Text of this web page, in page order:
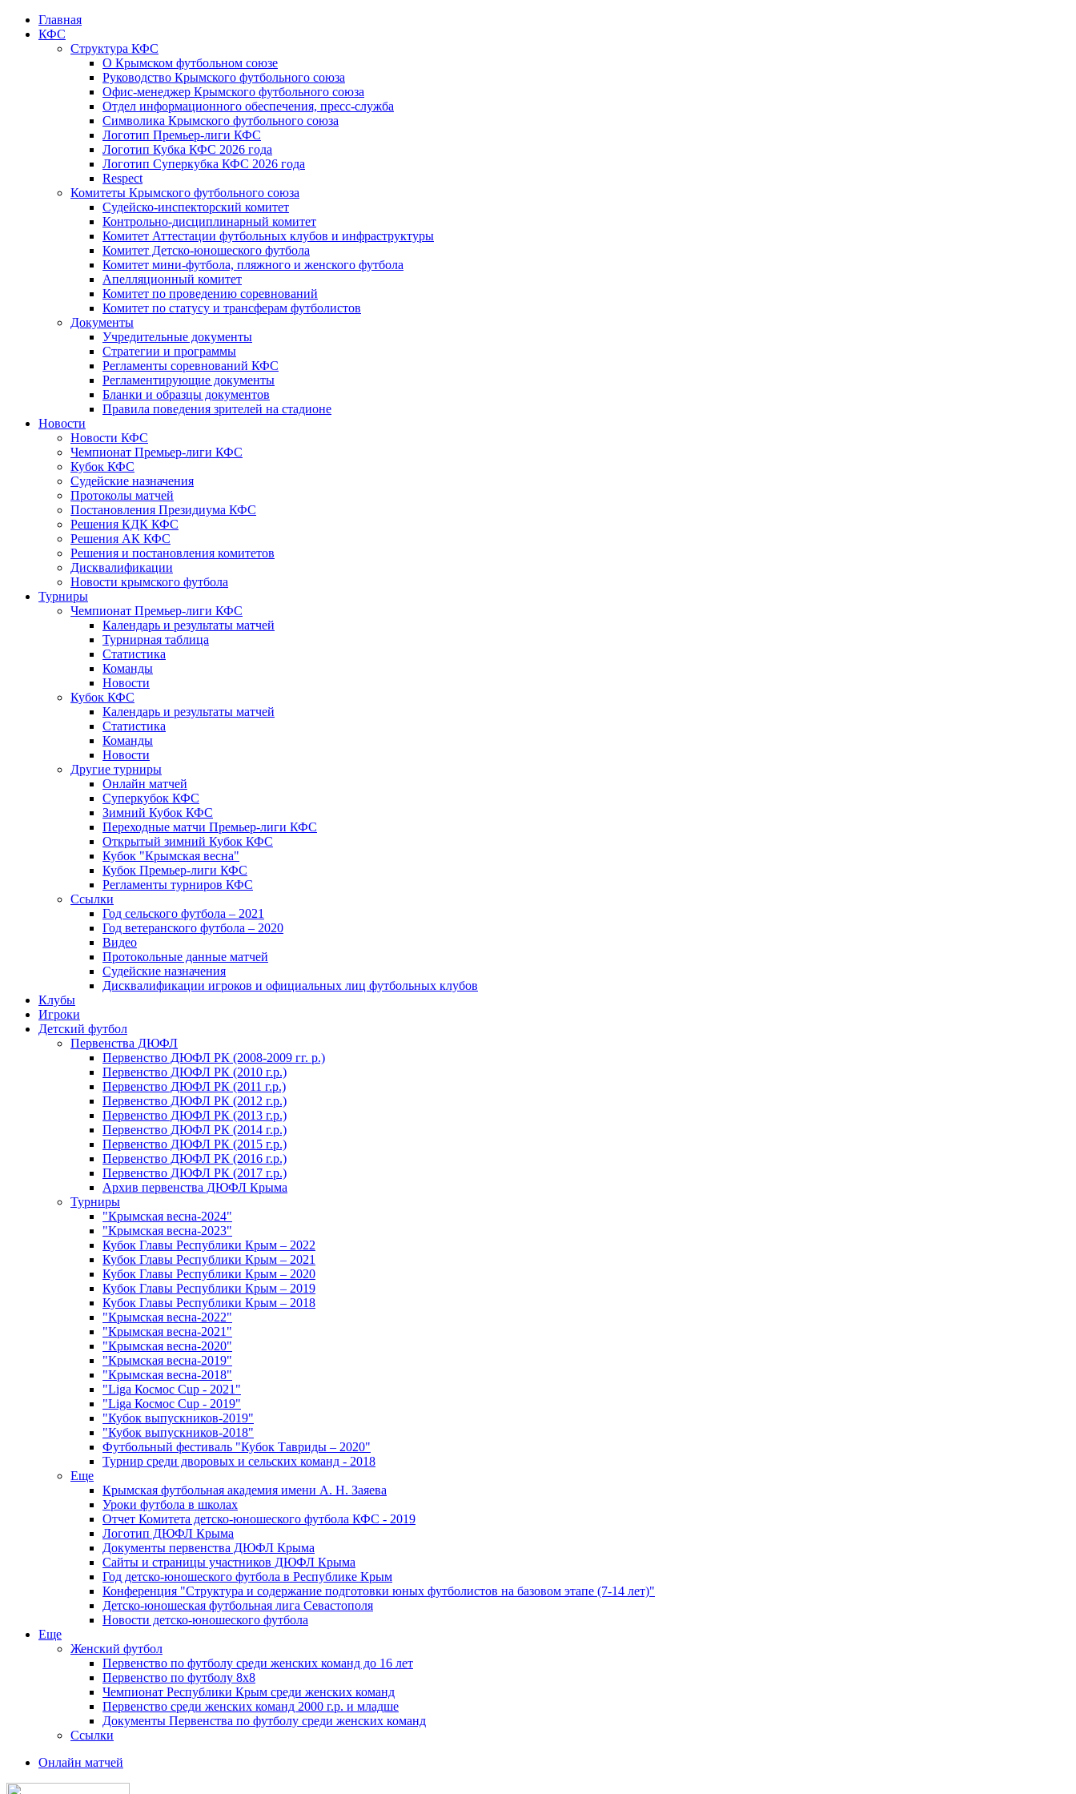
Главная
КФС
Структура КФС
О Крымском футбольном союзе
Руководство Крымского футбольного союза
Офис-менеджер Крымского футбольного союза
Отдел информационного обеспечения, пресс-служба
Символика Крымского футбольного союза
Логотип Премьер-лиги КФС
Логотип Кубка КФС 2026 года
Логотип Суперкубка КФС 2026 года
Respect
Комитеты Крымского футбольного союза
Судейско-инспекторский комитет
Контрольно-дисциплинарный комитет
Комитет Аттестации футбольных клубов и инфраструктуры
Комитет Детско-юношеского футбола
Комитет мини-футбола, пляжного и женского футбола
Апелляционный комитет
Комитет по проведению соревнований
Комитет по статусу и трансферам футболистов
Документы
Учредительные документы
Стратегии и программы
Регламенты соревнований КФС
Регламентирующие документы
Бланки и образцы документов
Правила поведения зрителей на стадионе
Новости
Новости КФС
Чемпионат Премьер-лиги КФС
Кубок КФС
Судейские назначения
Протоколы матчей
Постановления Президиума КФС
Решения КДК КФС
Решения АК КФС
Решения и постановления комитетов
Дисквалификации
Новости крымского футбола
Турниры
Чемпионат Премьер-лиги КФС
Календарь и результаты матчей
Турнирная таблица
Статистика
Команды
Новости
Кубок КФС
Календарь и результаты матчей
Статистика
Команды
Новости
Другие турниры
Онлайн матчей
Суперкубок КФС
Зимний Кубок КФС
Переходные матчи Премьер-лиги КФС
Открытый зимний Кубок КФС
Кубок "Крымская весна"
Кубок Премьер-лиги КФС
Регламенты турниров КФС
Ссылки
Год сельского футбола – 2021
Год ветеранского футбола – 2020
Видео
Протокольные данные матчей
Судейские назначения
Дисквалификации игроков и официальных лиц футбольных клубов
Клубы
Игроки
Детский футбол
Первенства ДЮФЛ
Первенство ДЮФЛ РК (2008-2009 гг. р.)
Первенство ДЮФЛ РК (2010 г.р.)
Первенство ДЮФЛ РК (2011 г.р.)
Первенство ДЮФЛ РК (2012 г.р.)
Первенство ДЮФЛ РК (2013 г.р.)
Первенство ДЮФЛ РК (2014 г.р.)
Первенство ДЮФЛ РК (2015 г.р.)
Первенство ДЮФЛ РК (2016 г.р.)
Первенство ДЮФЛ РК (2017 г.р.)
Архив первенства ДЮФЛ Крыма
Турниры
"Крымская весна-2024"
"Крымская весна-2023"
Кубок Главы Республики Крым – 2022
Кубок Главы Республики Крым – 2021
Кубок Главы Республики Крым – 2020
Кубок Главы Республики Крым – 2019
Кубок Главы Республики Крым – 2018
"Крымская весна-2022"
"Крымская весна-2021"
"Крымская весна-2020"
"Крымская весна-2019"
"Крымская весна-2018"
"Liga Космос Cup - 2021"
"Liga Космос Cup - 2019"
"Кубок выпускников-2019"
"Кубок выпускников-2018"
Футбольный фестиваль "Кубок Тавриды – 2020"
Турнир среди дворовых и сельских команд - 2018
Еще
Крымская футбольная академия имени А. Н. Заяева
Уроки футбола в школах
Отчет Комитета детско-юношеского футбола КФС - 2019
Логотип ДЮФЛ Крыма
Документы первенства ДЮФЛ Крыма
Сайты и страницы участников ДЮФЛ Крыма
Год детско-юношеского футбола в Республике Крым
Конференция "Структура и содержание подготовки юных футболистов на базовом этапе (7-14 лет)"
Детско-юношеская футбольная лига Севастополя
Новости детско-юношеского футбола
Еще
Женский футбол
Первенство по футболу среди женских команд до 16 лет
Первенство по футболу 8х8
Чемпионат Республики Крым среди женских команд
Первенство среди женских команд 2000 г.р. и младше
Документы Первенства по футболу среди женских команд
Ссылки
Онлайн матчей